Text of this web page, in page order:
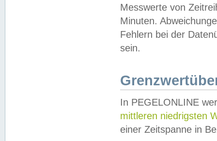
Messwerte von
Minuten.
Fehlern bei der
sein.
In PEGELONLINE
mittleren niedrigsten
einer Zeitspanne in